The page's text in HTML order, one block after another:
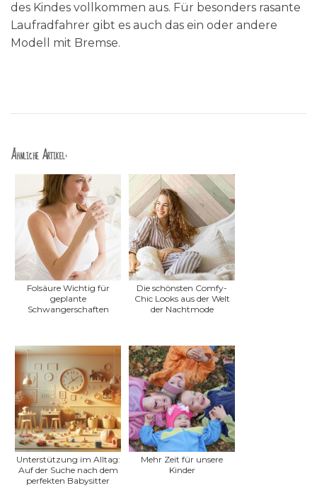
des Kindes vollkommen aus. Für besonders rasante
Laufradfahrer gibt es auch das ein oder andere
Modell mit Bremse.
Ähnliche Artikel:
Folsäure Wichtig für
geplante
Schwangerschaften
Die schönsten Comfy-
Chic Looks aus der Welt
der Nachtmode
Unterstützung im Alltag:
Auf der Suche nach dem
perfekten Babysitter
Mehr Zeit für unsere
Kinder